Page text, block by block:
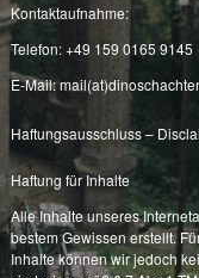
Kontaktaufnahme:
Telefon: +49 159 0165 9145
E-Mail:
Haftungsausschluss –
Haftung für Inhalte
Alle Inhalte unseres
bestem Gewissen erstellt.
Inhalte können wir jedoch